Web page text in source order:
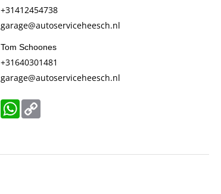
+31412454738
garage@autoserviceheesch.nl
Tom Schoones
+31640301481
garage@autoserviceheesch.nl
WhatsApp